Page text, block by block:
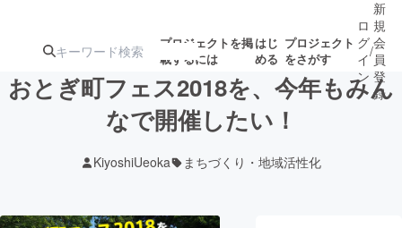
プロジェクトを掲
載するには
はじ
める
プロジェクト
をさがす
ターン
ジェクト
募集終了が近いプ
ロジェクト
ロ
グ
イ
ン
/
新
規
会
員
登
録
おとぎ町フェス2018を、今年もみん
なで開催したい！
KiyoshiUeoka まちづくり・地域活性化